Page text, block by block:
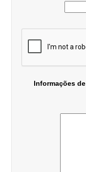
Informações